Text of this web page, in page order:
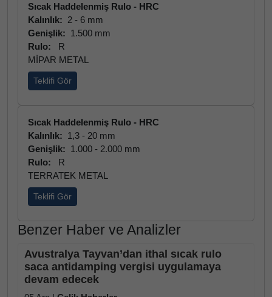
Sıcak Haddelenmiş Rulo - HRC
Kalınlık: 2 - 6 mm
Genişlik: 1.500 mm
Rulo:
R
MİPAR METAL
Teklifi Gör
Sıcak Haddelenmiş Rulo - HRC
Kalınlık: 1,3 - 20 mm
Genişlik: 1.000 - 2.000 mm
Rulo:
R
TERRATEK METAL
Teklifi Gör
Benzer Haber ve Analizler
Avustralya Tayvan’dan ithal sıcak rulo
saca antidamping vergisi uygulamaya
devam edecek